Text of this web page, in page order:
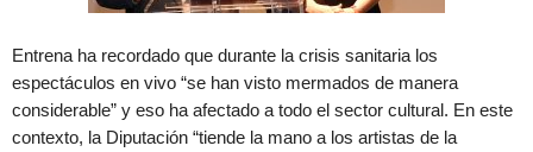
Entrena ha recordado que durante la crisis sanitaria los
espectáculos en vivo “se han visto mermados de manera
considerable” y eso ha afectado a todo el sector cultural. En este
contexto, la Diputación “tiende la mano a los artistas de la